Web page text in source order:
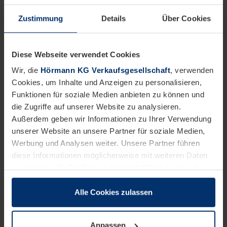
Zustimmung Details Über Cookies
Diese Webseite verwendet Cookies
Wir, die Hörmann KG Verkaufsgesellschaft, verwenden
Cookies, um Inhalte und Anzeigen zu personalisieren,
Funktionen für soziale Medien anbieten zu können und
die Zugriffe auf unserer Website zu analysieren.
Außerdem geben wir Informationen zu Ihrer Verwendung
unserer Website an unsere Partner für soziale Medien,
Werbung und Analysen weiter. Unsere Partner führen
diese Informationen möglicherweise mit weiteren Daten
sie im Rahmen Ihrer Nutzung der Dienste gesammelt
Rechtlich können wir Cookies auf Ihrem Gerät speichern,
Alle Cookies zulassen
Anpassen
Zertifiziert: Produkte von Hörmann.